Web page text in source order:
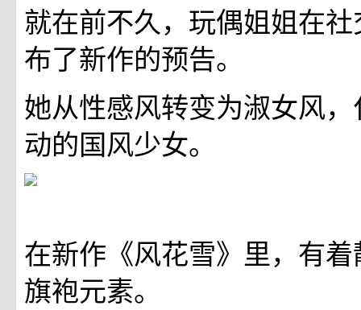
就在前不久，玩偶姐姐在
布了新作的预告。
她从性感风转变为淑女风
动的国风少女。
在新作《风花雪》里，有
旗袍元素。